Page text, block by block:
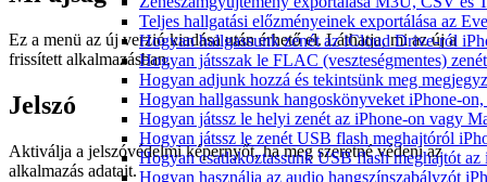
Teljes hallgatási előzményeinek exportálása az
Hogyan hallgassunk zenét az iCloud Drive-ról
Hogyan játsszak le FLAC (veszteségmentes)
Hogyan adjunk hozzá és tekintsünk meg
Hogyan hallgassunk hangoskönyveket iPhone-
Hogyan játssz le helyi zenét az iPhone-on vagy
Hogyan játssz le zenét USB flash meghajtóról
Hogyan csatlakoztassunk USB flash meghajtót
Hogyan használja az audio hangszínszabályzót
Ez a menü az új verzió kiadása után érhető el. Láthatja, mi az új a
frissített alkalmazásban.
Jelszó
Aktiválja a jelszóvédelmi képernyőt, ha meg szeretné védeni az
alkalmazás adatait.